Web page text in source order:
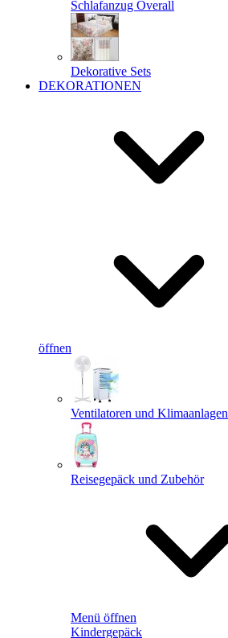
Schlafanzug Overall
Dekorative Sets
DEKORATIONEN
öffnen
Ventilatoren und Klimaanlagen
Reisegepäck und Zubehör
Menü öffnen
Kindergepäck